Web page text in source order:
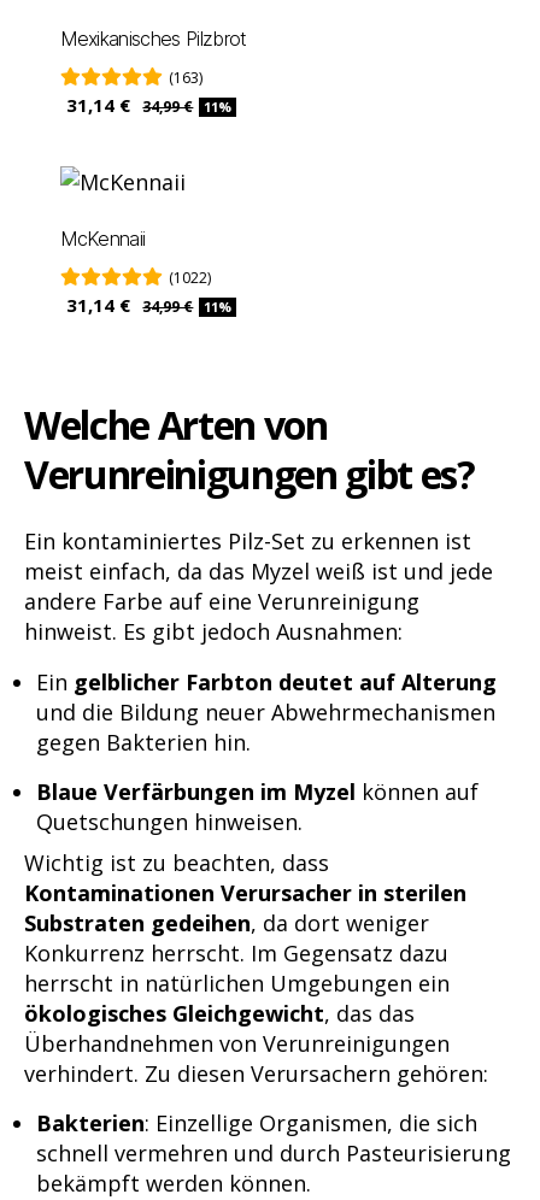
Mexikanisches Pilzbrot
(163)
31,14 € 34,99 € 11%
McKennaii
(1022)
31,14 € 34,99 € 11%
Welche Arten von
Verunreinigungen gibt es?
Ein kontaminiertes Pilz-Set zu erkennen ist
meist einfach, da das Myzel weiß ist und jede
andere Farbe auf eine Verunreinigung
hinweist. Es gibt jedoch Ausnahmen:
Ein gelblicher Farbton deutet auf Alterung
und die Bildung neuer Abwehrmechanismen
gegen Bakterien hin.
Blaue Verfärbungen im Myzel können auf
Quetschungen hinweisen.
Wichtig ist zu beachten, dass
Kontaminationen Verursacher in sterilen
Substraten gedeihen, da dort weniger
Konkurrenz herrscht. Im Gegensatz dazu
herrscht in natürlichen Umgebungen ein
ökologisches Gleichgewicht, das das
Überhandnehmen von Verunreinigungen
verhindert. Zu diesen Verursachern gehören:
Bakterien: Einzellige Organismen, die sich
schnell vermehren und durch Pasteurisierung
bekämpft werden können.